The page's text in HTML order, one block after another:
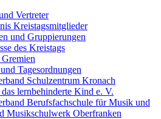
Vertreter
Kreistagsmitglieder
und Gruppierungen
des Kreistags
Gremien
Tagesordnungen
Schulzentrum Kronach
lernbehinderte Kind e. V.
Berufsfachschule für Musik und
Musikschulwerk Oberfranken